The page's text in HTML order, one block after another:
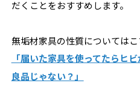
だくことをおすすめします。
無垢材家具の性質については
「届いた家具を使ってたらヒ
良品じゃない？」